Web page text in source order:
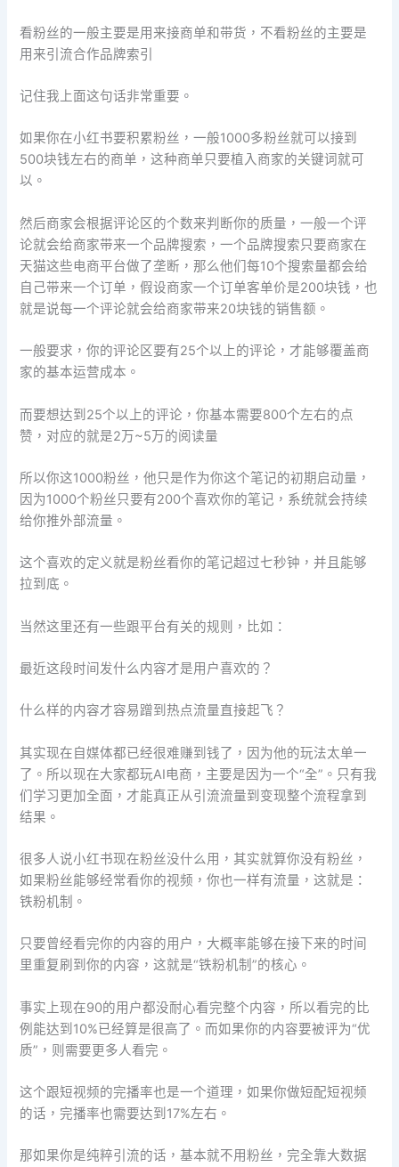
看粉丝的一般主要是用来接商单和带货，不看粉丝的主要是
用来引流合作品牌索引
记住我上面这句话非常重要。
如果你在小红书要积累粉丝，一般1000多粉丝就可以接到
500块钱左右的商单，这种商单只要植入商家的关键词就可
以。
然后商家会根据评论区的个数来判断你的质量，一般一个评
论就会给商家带来一个品牌搜索，一个品牌搜索只要商家在
天猫这些电商平台做了垄断，那么他们每10个搜索量都会给
自己带来一个订单，假设商家一个订单客单价是200块钱，也
就是说每一个评论就会给商家带来20块钱的销售额。
一般要求，你的评论区要有25个以上的评论，才能够覆盖商
家的基本运营成本。
而要想达到25个以上的评论，你基本需要800个左右的点
赞，对应的就是2万~5万的阅读量
所以你这1000粉丝，他只是作为你这个笔记的初期启动量，
因为1000个粉丝只要有200个喜欢你的笔记，系统就会持续
给你推外部流量。
这个喜欢的定义就是粉丝看你的笔记超过七秒钟，并且能够
拉到底。
当然这里还有一些跟平台有关的规则，比如：
最近这段时间发什么内容才是用户喜欢的？
什么样的内容才容易蹭到热点流量直接起飞？
其实现在自媒体都已经很难赚到钱了，因为他的玩法太单一
了。所以现在大家都玩AI电商，主要是因为一个“全”。只有我
们学习更加全面，才能真正从引流流量到变现整个流程拿到
结果。
很多人说小红书现在粉丝没什么用，其实就算你没有粉丝，
如果粉丝能够经常看你的视频，你也一样有流量，这就是：
铁粉机制。
只要曾经看完你的内容的用户，大概率能够在接下来的时间
里重复刷到你的内容，这就是“铁粉机制”的核心。
事实上现在90的用户都没耐心看完整个内容，所以看完的比
例能达到10%已经算是很高了。而如果你的内容要被评为“优
质”，则需要更多人看完。
这个跟短视频的完播率也是一个道理，如果你做短配短视频
的话，完播率也需要达到17%左右。
那如果你是纯粹引流的话，基本就不用粉丝，完全靠大数据